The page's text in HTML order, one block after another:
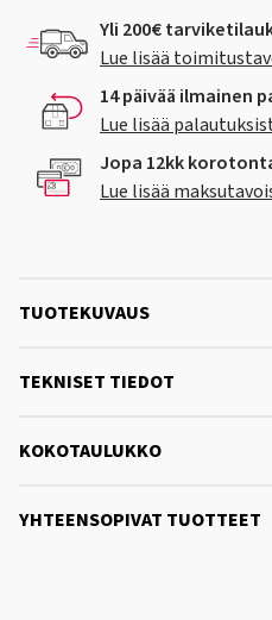
Yli 200€
Lue lisää
14 päivää ilmainen
Lue lisää
Jopa 12kk
Lue lisää
TUOTEKUVAUS
TEKNISET TIEDOT
KOKOTAULUKKO
YHTEENSOPIVAT TUOTTEET